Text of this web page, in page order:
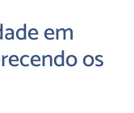
em
os